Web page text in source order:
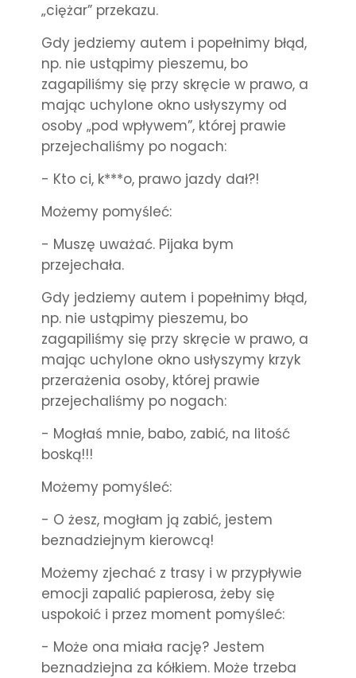
„ciężar” przekazu.
Gdy jedziemy autem i popełnimy błąd,
np. nie ustąpimy pieszemu, bo
zagapiliśmy się przy skręcie w prawo, a
mając uchylone okno usłyszymy od
osoby „pod wpływem”, której prawie
przejechaliśmy po nogach:
- Kto ci, k***o, prawo jazdy dał?!
Możemy pomyśleć:
- Muszę uważać. Pijaka bym
przejechała.
Gdy jedziemy autem i popełnimy błąd,
np. nie ustąpimy pieszemu, bo
zagapiliśmy się przy skręcie w prawo, a
mając uchylone okno usłyszymy krzyk
przerażenia osoby, której prawie
przejechaliśmy po nogach:
- Mogłaś mnie, babo, zabić, na litość
boską!!!
Możemy pomyśleć:
- O żesz, mogłam ją zabić, jestem
beznadziejnym kierowcą!
Możemy zjechać z trasy i w przypływie
emocji zapalić papierosa, żeby się
uspokoić i przez moment pomyśleć:
- Może ona miała rację? Jestem
beznadziejna za kółkiem. Może trzeba